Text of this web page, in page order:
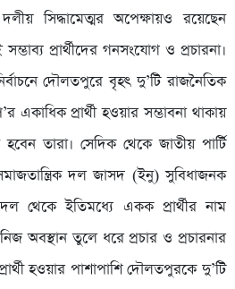
সিদ্ধামেত্মর অপেক্ষায়ও রয়েছেন
প্রার্থীদের গনসংযোগ ও প্রচারনা।
দৌলতপুরে বৃহৎ দু’টি রাজনৈতিক
প্রার্থী হওয়ার সম্ভাবনা থাকায়
তারা। সেদিক থেকে জাতীয় পার্টি
দল জাসদ (ইনু) সুবিধাজনক
থেকে ইতিমধ্যে একক প্রার্থীর নাম
অবস্থান তুলে ধরে প্রচার ও প্রচারনার
হওয়ার পাশাপাশি দৌলতপুরকে দু’টি